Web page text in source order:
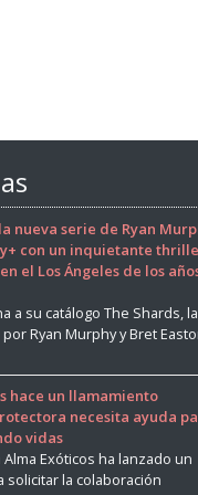
nueva serie de Ryan
con un inquietante
el Los Ángeles de los
a su catálogo The Shards, la
Ryan Murphy y Bret
hace un llamamiento
necesita ayuda
vidas
Alma Exóticos ha lanzado un
la colaboración